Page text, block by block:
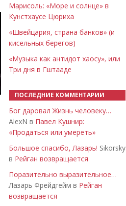
Марисоль: «Море и солнце» в
Кунстхаусе Цюриха
«Швейцария, страна банков» (и
кисельных берегов)
«Музыка как антидот хаосу», или
Три дня в Гштааде
ПОСЛЕДНИЕ КОММЕНТАРИИ
Бог даровал Жизнь человеку…
AlexN в Павел Кушнир:
«Продаться или умереть»
Большое спасибо, Лазарь! Sikorsky
в Рейган возвращается
Поразительно выразительное…
Лазарь Фрейдгейм в Рейган
возвращается